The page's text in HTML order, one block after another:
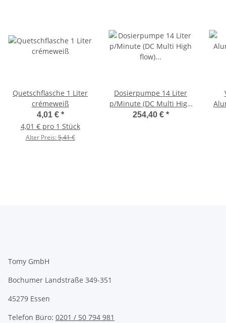
Quetschflasche 1 Liter
crémeweiß
4,01 € *
4,01 € pro 1 Stück
Alter Preis:5,41 €
Dosierpumpe 14 Liter
p/Minute (DC Multi High
flow) (Dosing Care)
254,40 € *
Tomy GmbH
Bochumer Landstraße 349-351
45279 Essen
Telefon Büro: 0201 / 50 794 981